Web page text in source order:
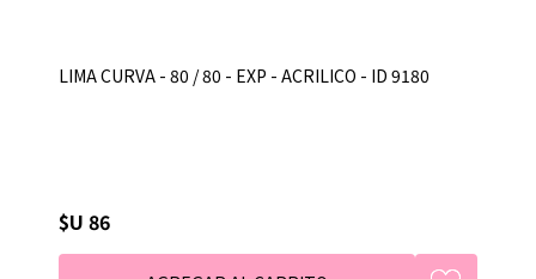
LIMA CURVA - 80 / 80 - EXP - ACRILICO - ID 9180
$U 86